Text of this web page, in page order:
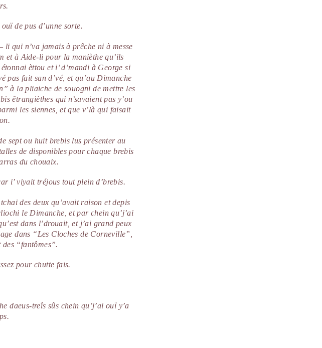
de pus d’unne sorte.
li qui n’va jamais à prêche ni à messe
et à Aide-li pour la manièthe qu’ils
èttou et i’ d’mandi à George si
pas fait san d’vé, et qu’au Dimanche
à la pliaiche de souogni de mettre les
êtrangièthes qui n’savaient pas y’ou
les siennes, et que v’là qui faisait
sept ou huit brebis lus présenter au
de disponibles pour chaque brebis
du chouaix.
i’ viyait tréjous tout plein d’brebis.
des deux qu’avait raison et depis
le Dimanche, et par chein qu’j’ai
dans l’drouait, et j’ai grand peux
dans “Les Cloches de Corneville”,
des “fantômes”.
pour chutte fais.
daeus-treîs sûs chein qu’j’ai ouï y’a